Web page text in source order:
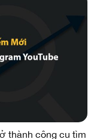
thành công cụ tìm